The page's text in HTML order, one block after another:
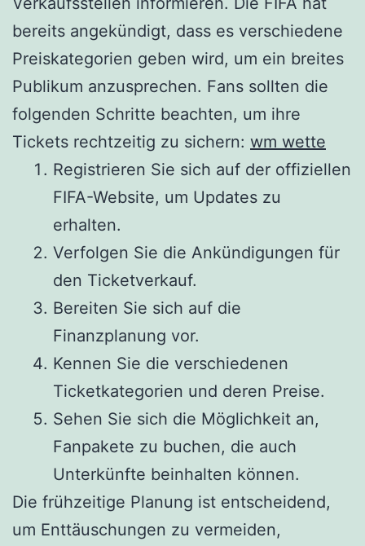
bereits angekündigt, dass es verschiedene
Preiskategorien geben wird, um ein breites
Publikum anzusprechen. Fans sollten die
folgenden Schritte beachten, um ihre
Tickets rechtzeitig zu sichern: wm wette
Registrieren Sie sich auf der offiziellen
FIFA-Website, um Updates zu
erhalten.
Verfolgen Sie die Ankündigungen für
den Ticketverkauf.
Bereiten Sie sich auf die
Finanzplanung vor.
Kennen Sie die verschiedenen
Ticketkategorien und deren Preise.
Sehen Sie sich die Möglichkeit an,
Fanpakete zu buchen, die auch
Unterkünfte beinhalten können.
Die frühzeitige Planung ist entscheidend,
um Enttäuschungen zu vermeiden,